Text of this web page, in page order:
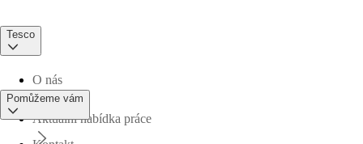
Tesco
O nás
Aktuální nabídka práce
Pomůžeme vám